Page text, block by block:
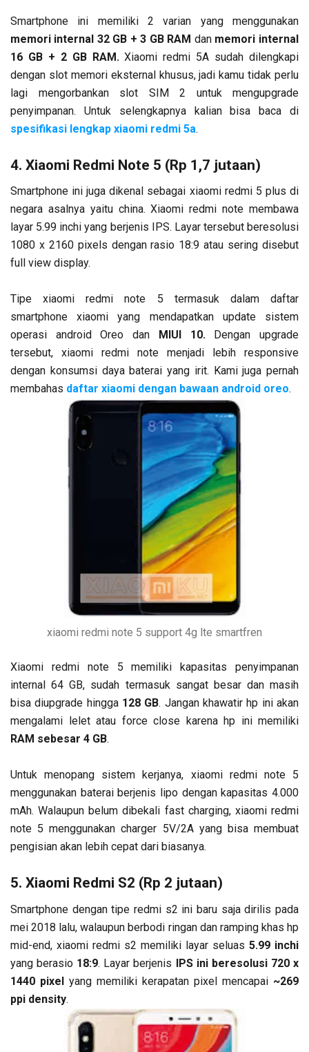
Smartphone ini memiliki 2 varian yang menggunakan
memori internal 32 GB + 3 GB RAM dan memori internal
16 GB + 2 GB RAM. Xiaomi redmi 5A sudah dilengkapi
dengan slot memori eksternal khusus, jadi kamu tidak perlu
lagi mengorbankan slot SIM 2 untuk mengupgrade
penyimpanan. Untuk selengkapnya kalian bisa baca di
spesifikasi lengkap xiaomi redmi 5a.
4. Xiaomi Redmi Note 5 (Rp 1,7 jutaan)
Smartphone ini juga dikenal sebagai xiaomi redmi 5 plus di
negara asalnya yaitu china. Xiaomi redmi note membawa
layar 5.99 inchi yang berjenis IPS. Layar tersebut beresolusi
1080 x 2160 pixels dengan rasio 18:9 atau sering disebut
full view display.
Tipe xiaomi redmi note 5 termasuk dalam daftar
smartphone xiaomi yang mendapatkan update sistem
operasi android Oreo dan
MIUI 10.Dengan upgrade
tersebut, xiaomi redmi note menjadi lebih responsive
dengan konsumsi daya baterai yang irit. Kami juga pernah
membahas daftar xiaomi dengan bawaan android oreo.
xiaomi redmi note 5 support 4g lte smartfren
Xiaomi redmi note 5 memiliki kapasitas penyimpanan
internal 64 GB, sudah termasuk sangat besar dan masih
bisa diupgrade hingga 128 GB. Jangan khawatir hp ini akan
mengalami lelet atau force close karena hp ini memiliki
RAM sebesar 4 GB.
Untuk menopang sistem kerjanya, xiaomi redmi note 5
menggunakan baterai berjenis lipo dengan kapasitas 4.000
mAh. Walaupun belum dibekali fast charging, xiaomi redmi
note 5 menggunakan charger 5V/2A yang bisa membuat
pengisian akan lebih cepat dari biasanya.
5. Xiaomi Redmi S2 (Rp 2 jutaan)
Smartphone dengan tipe redmi s2 ini baru saja dirilis pada
mei 2018 lalu, walaupun berbodi ringan dan ramping khas hp
mid-end, xiaomi redmi s2 memiliki layar seluas 5.99 inchi
yang berasio 18:9. Layar berjenis IPS ini beresolusi 720 x
1440 pixel yang memiliki kerapatan pixel mencapai ~269
ppi density.